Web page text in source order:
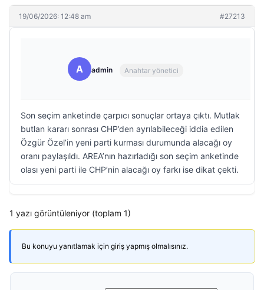
19/06/2026: 12:48 am #27213
A admin Anahtar yönetici
Son seçim anketinde çarpıcı sonuçlar ortaya çıktı. Mutlak
butlan kararı sonrası CHP’den ayrılabileceği iddia edilen
Özgür Özel’in yeni parti kurması durumunda alacağı oy
oranı paylaşıldı. AREA’nın hazırladığı son seçim anketinde
olası yeni parti ile CHP’nin alacağı oy farkı ise dikat çekti.
1 yazı görüntüleniyor (toplam 1)
Bu konuyu yanıtlamak için giriş yapmış olmalısınız.